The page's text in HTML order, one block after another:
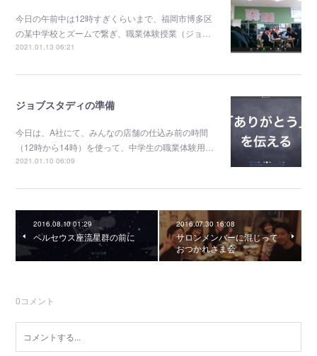
今日の午前中は12時すぎくらいまで、福岡市博多区
の某中学校とズームで繋ぎ、職業体験授業（ジョ…
2021.01.13 06:21
ジョブスタディの準備
今日は、A社にて、みんなの店舗の仕込み前の時間
（12時から14時）を使って、中学生の職業体験用…
2021.01.10 06:09
2016.08.10 01:29
ペルセウス座流星群の前に
2016.07.30 16:08
サロンメンバーに混じって
おつかれさま会
0コメント